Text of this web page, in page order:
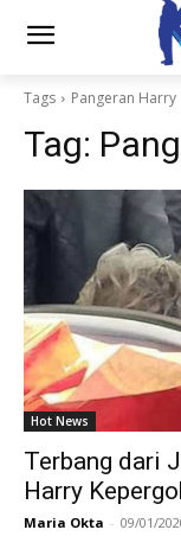
Tags Pangeran Harry
Tag:
Hot News
Terbang dari
Harry
Maria Okta - 09/01/